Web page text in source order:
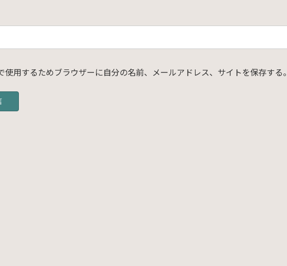
使用するためブラウザーに自分の名前、メールアドレス、サイトを保存する。